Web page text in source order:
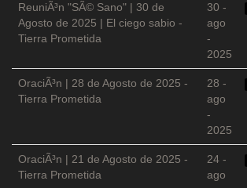
ReuniÃ³n "SÃ© Sano" | 30 de
Agosto de 2025 | El ciego sabio -
Tierra Prometida
30 -
ago
-
2025
OraciÃ³n | 28 de Agosto de 2025 -
Tierra Prometida
28 -
ago
-
2025
OraciÃ³n | 21 de Agosto de 2025 -
Tierra Prometida
24 -
ago